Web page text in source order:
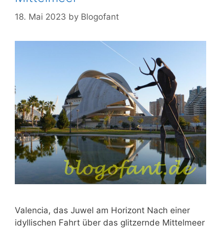
18. Mai 2023 by Blogofant
Valencia, das Juwel am Horizont Nach einer
idyllischen Fahrt über das glitzernde Mittelmeer